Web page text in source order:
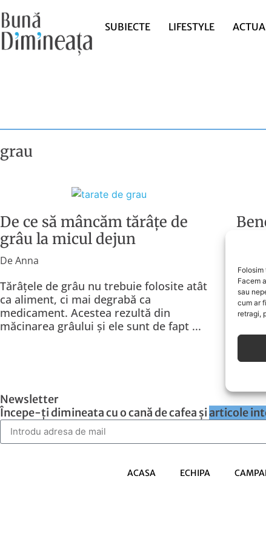
Facem
sau
cum ar
retragi,
SUBIECTE LIFESTYLE
grau
De ce să mâncăm tărâțe de
grâu la micul dejun
DeAnna
Tărâțele de grâu nu trebuie folosite atât
ca aliment, ci mai degrabă ca
medicament. Acestea rezultă din
măcinarea grâului și ele sunt de fapt ...
Newsletter
Începe-ți dimineata cu o cană de cafea șiarticole
ACASA ECHIPA